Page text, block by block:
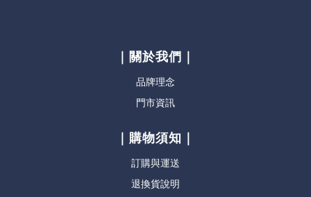
｜關於我們｜
品牌理念
門市資訊
｜購物須知｜
訂購與運送
退換貨說明